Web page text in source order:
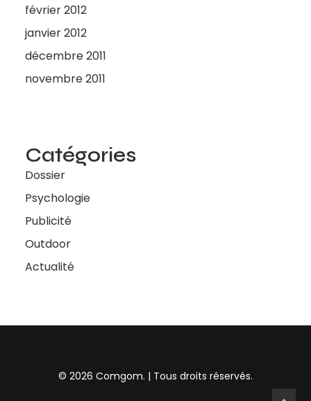
février 2012
janvier 2012
décembre 2011
novembre 2011
Catégories
Dossier
Psychologie
Publicité
Outdoor
Actualité
© 2026 Comgom. | Tous droits réservés.